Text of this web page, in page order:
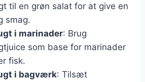
til en grøn salat for at give en
smag.
i marinader: Brug
som base for marinader
fisk.
i bagværk: Tilsæt